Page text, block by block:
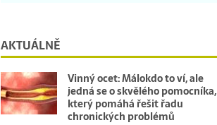
AKTUÁLNĚ
Vinný ocet: Málokdo to ví, ale
jedná se o skvělého pomocníka,
který pomáhá řešit řadu
chronických problémů